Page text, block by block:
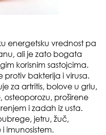
energetsku vrednost pa
ali je zato bogata
korisnim sastojcima.
protiv bakterija i virusa.
za artritis, bolove u grlu,
proširene
i zadah iz usta.
jetru, žuč,
imunosistem.